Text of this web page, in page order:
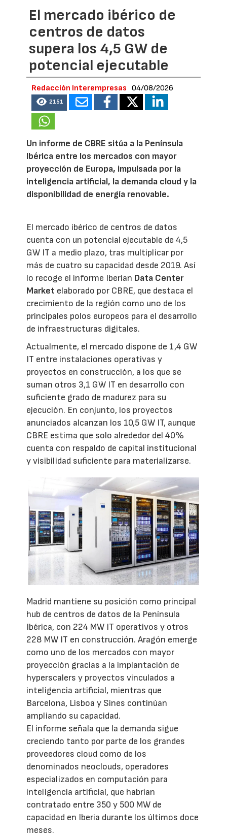
El mercado ibérico de
centros de datos
supera los 4,5 GW de
potencial ejecutable
Redacción Interempresas 04/08/2026
2151
Un informe de CBRE sitúa a la Península
Ibérica entre los mercados con mayor
proyección de Europa, impulsada por la
inteligencia artificial, la demanda cloud y la
disponibilidad de energía renovable.
El mercado ibérico de centros de datos
cuenta con un potencial ejecutable de 4,5
GW IT a medio plazo, tras multiplicar por
más de cuatro su capacidad desde 2019. Así
lo recoge el informe Iberian Data Center
Market elaborado por CBRE, que destaca el
crecimiento de la región como uno de los
principales polos europeos para el desarrollo
de infraestructuras digitales.
Actualmente, el mercado dispone de 1,4 GW
IT entre instalaciones operativas y
proyectos en construcción, a los que se
suman otros 3,1 GW IT en desarrollo con
suficiente grado de madurez para su
ejecución. En conjunto, los proyectos
anunciados alcanzan los 10,5 GW IT, aunque
CBRE estima que solo alrededor del 40%
cuenta con respaldo de capital institucional
y visibilidad suficiente para materializarse.
Madrid mantiene su posición como principal
hub de centros de datos de la Península
Ibérica, con 224 MW IT operativos y otros
228 MW IT en construcción. Aragón emerge
como uno de los mercados con mayor
proyección gracias a la implantación de
hyperscalers y proyectos vinculados a
inteligencia artificial, mientras que
Barcelona, Lisboa y Sines continúan
ampliando su capacidad.
El informe señala que la demanda sigue
creciendo tanto por parte de los grandes
proveedores cloud como de los
denominados neoclouds, operadores
especializados en computación para
inteligencia artificial, que habrían
contratado entre 350 y 500 MW de
capacidad en Iberia durante los últimos doce
meses.